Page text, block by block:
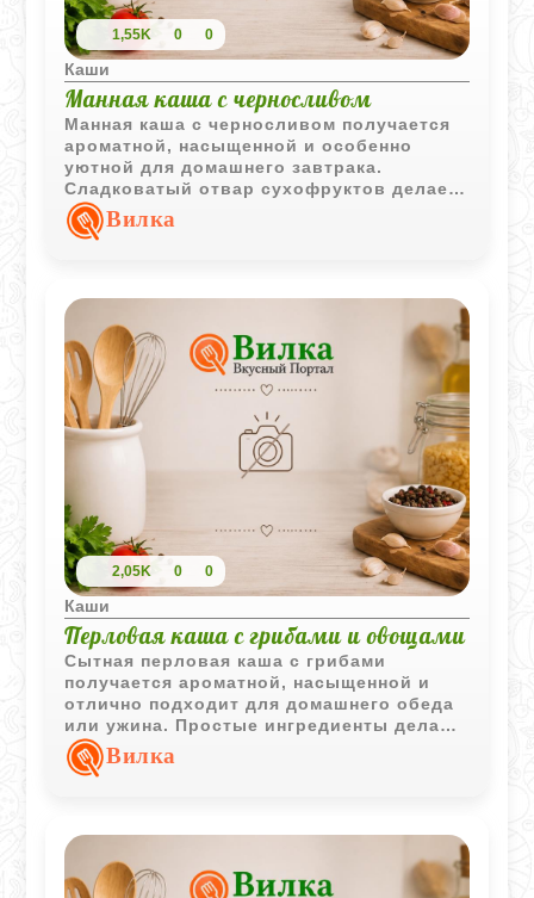
1,55K 0 0
Каши
Манная каша с черносливом
Манная каша с черносливом получается
ароматной, насыщенной и особенно
уютной для домашнего завтрака.
Сладковатый отвар сухофруктов делает
вкус более глубоким и мягким.
Вилка
2,05K 0 0
Каши
Перловая каша с грибами и овощами
Сытная перловая каша с грибами
получается ароматной, насыщенной и
отлично подходит для домашнего обеда
или ужина. Простые ингредиенты делают
блюдо доступным, а грибной отвар
придаёт крупе особенно выразительный
Вилка